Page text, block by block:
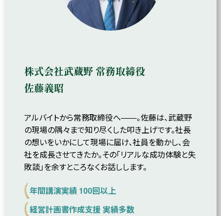
株式会社武蔵野 常務取締役
佐藤義昭
アルバイトから常務取締役へ――。佐藤は、武蔵野
の現場の隅々まで知り尽くした叩き上げです。社長
の想いをいかにして現場に届け、社員を動かし、会
社を成長させてきたか。その「リアルな成功体験と失
敗談」を余すところなくお話しします。
年間講演実績 100回以上
経営計画書作成支援 実績多数